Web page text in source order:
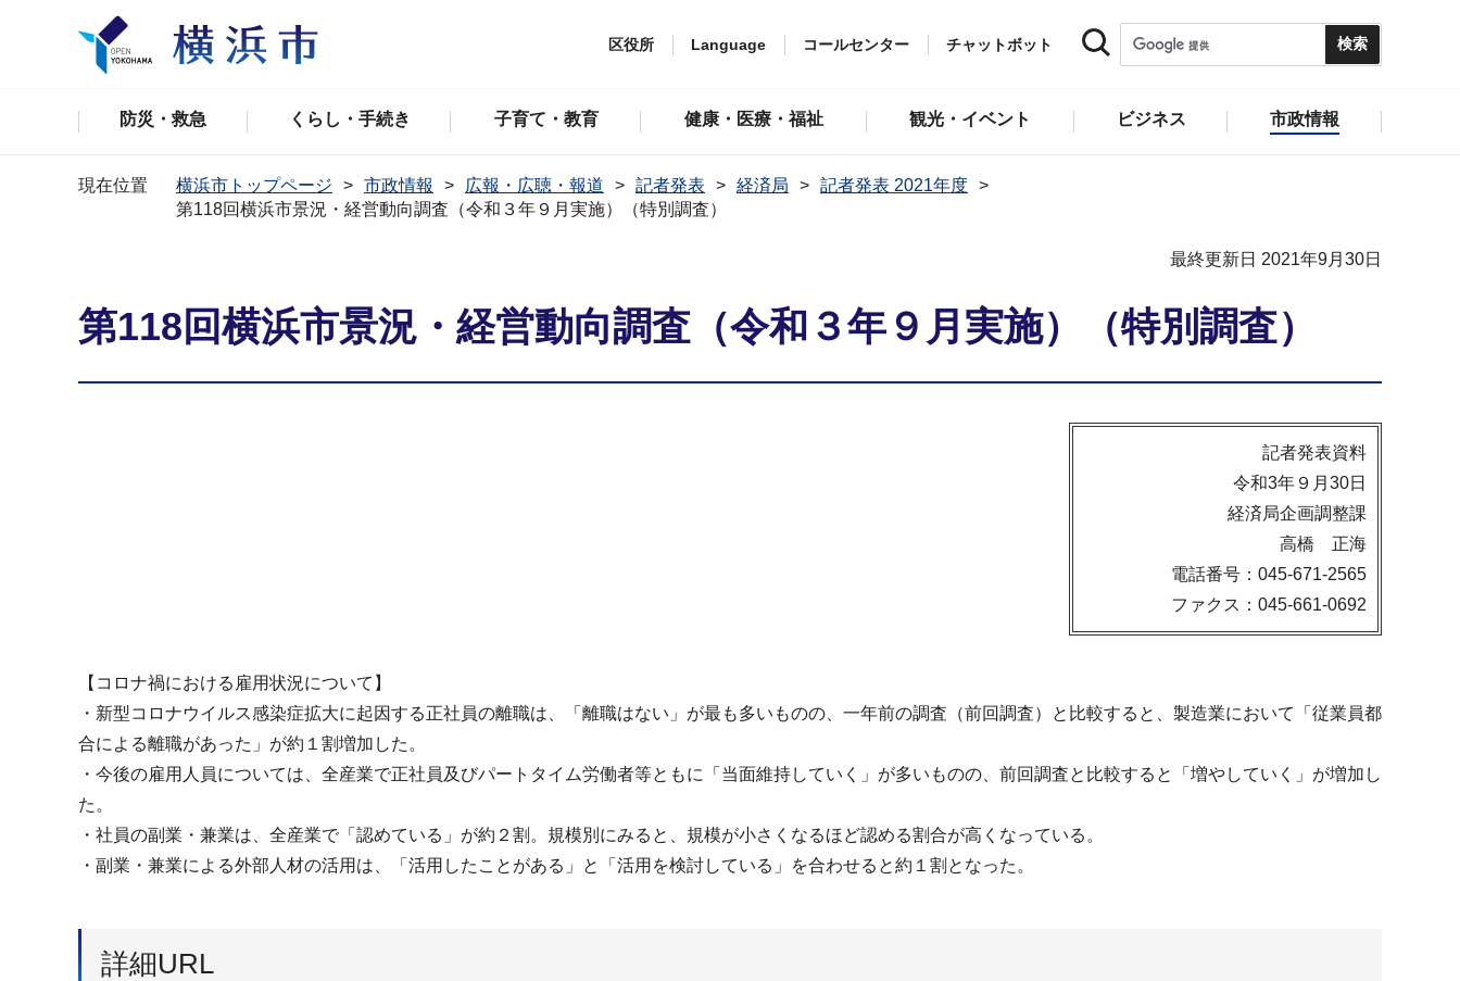
区役所 Language コールセンター チャットボット
防災・救急 くらし・手続き 子育て・教育 健康・医療・福祉 観光・イベント ビジネス 市政情報
現在位置 横浜市トップページ 市政情報 広報・広聴・報道 記者発表 経済局
記者発表 2021年度
第118回横浜市景況・経営動向調査（令和３年９月実施）（特別調査）
最終更新日 2021年9月30日
第118回横浜市景況・経営動向調査（令和３年９月実施）（特別調査）
記者発表資料
令和3年９月30日
経済局企画調整課
高橋 正海
電話番号：045-671-2565
ファクス：045-661-0692
【コロナ禍における雇用状況について】
・新型コロナウイルス感染症拡大に起因する正社員の離職は、「離職はない」が最も多いものの、一年前の調査（前回調査）と比較すると、製造業において「従業員都
合による離職があった」が約１割増加した。
・今後の雇用人員については、全産業で正社員及びパートタイム労働者等ともに「当面維持していく」が多いものの、前回調査と比較すると「増やしていく」が増加し
た。
・社員の副業・兼業は、全産業で「認めている」が約２割。規模別にみると、規模が小さくなるほど認める割合が高くなっている。
・副業・兼業による外部人材の活用は、「活用したことがある」と「活用を検討している」を合わせると約１割となった。
詳細URL